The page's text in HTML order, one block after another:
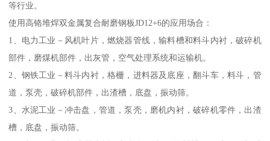
等行业。
使用高铬堆焊双金属复合耐磨钢板JD12+6的应用场合：
1、电力工业－风机叶片，燃烧器管线，输料槽和料斗内衬，破碎机
部件，磨煤机部件，出灰管，空气处理系统和运输机。
2、钢铁工业－料斗内衬，格栅，进料器及底座，翻斗车，料斗，管
道，泵壳，破碎机部件，出渣槽，底盘，振动筛。
3、水泥工业－冲击盘，管道，泵壳，磨机内衬，破碎机零件，出渣
槽，底盘，振动筛。